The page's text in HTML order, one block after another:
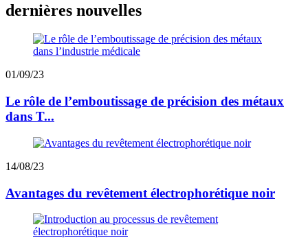
dernières nouvelles
01/09/23
Le rôle de l’emboutissage de précision des métaux
dans T...
14/08/23
Avantages du revêtement électrophorétique noir